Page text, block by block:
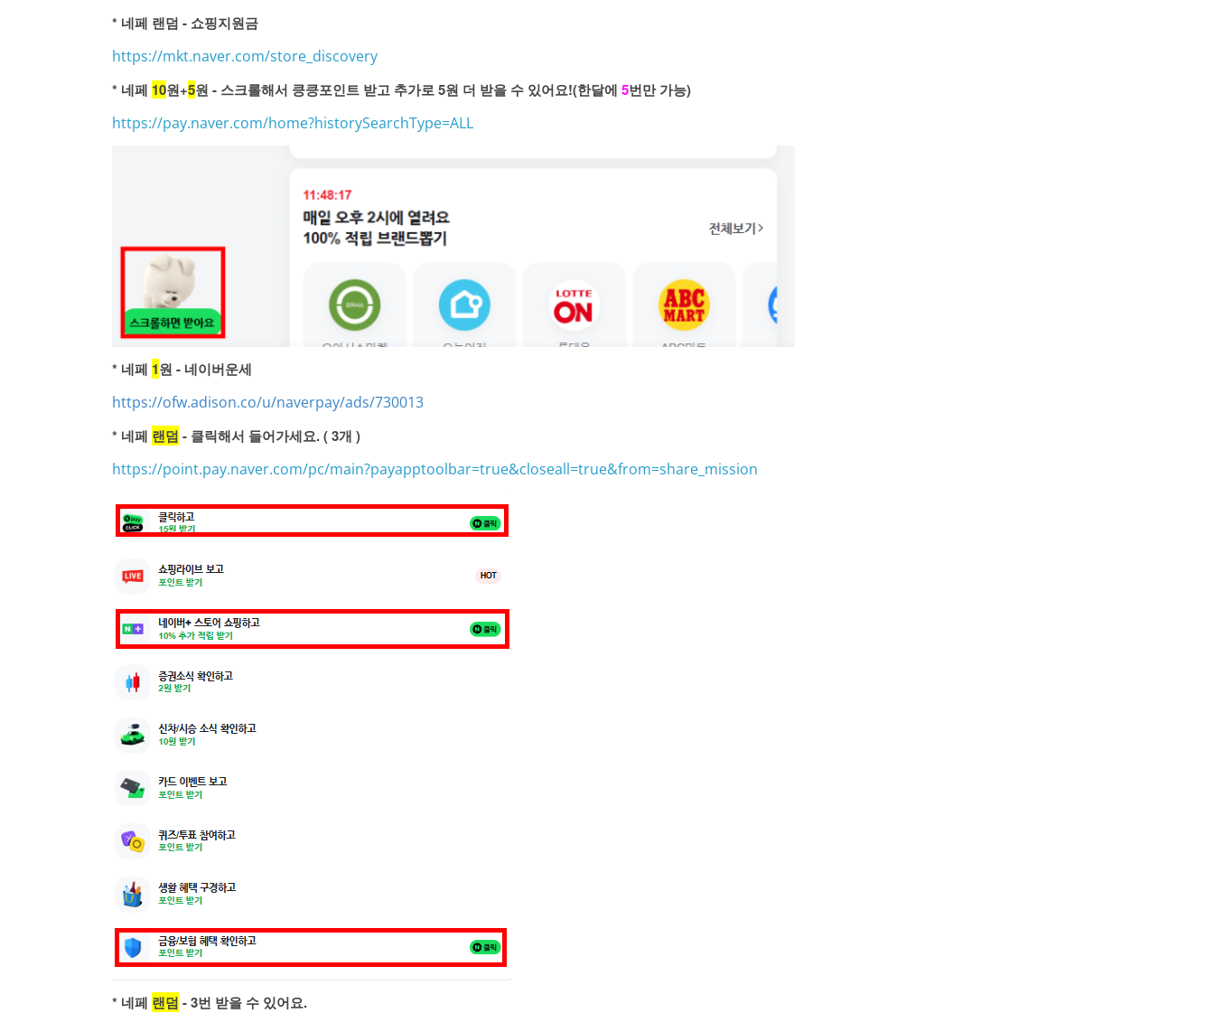
* 네페 랜덤 - 쇼핑지원금
https://mkt.naver.com/store_discovery
* 네페 10원+5원 - 스크롤해서 킁킁포인트 받고 추가로 5원 더 받을 수 있어요!(한달에 5번만 가능)
https://pay.naver.com/home?historySearchType=ALL
* 네페 1원 - 네이버운세
https://ofw.adison.co/u/naverpay/ads/730013
* 네페 랜덤 - 클릭해서 들어가세요. ( 3개 )
https://point.pay.naver.com/pc/main?payapptoolbar=true&closeall=true&from=share_mission
* 네페 랜덤 - 3번 받을 수 있어요.